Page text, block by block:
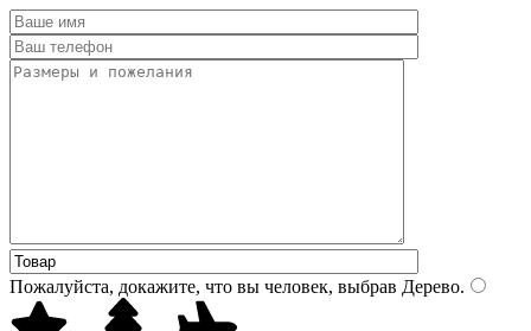
Пожалуйста, докажите, что вы человек, выбрав Дерево.